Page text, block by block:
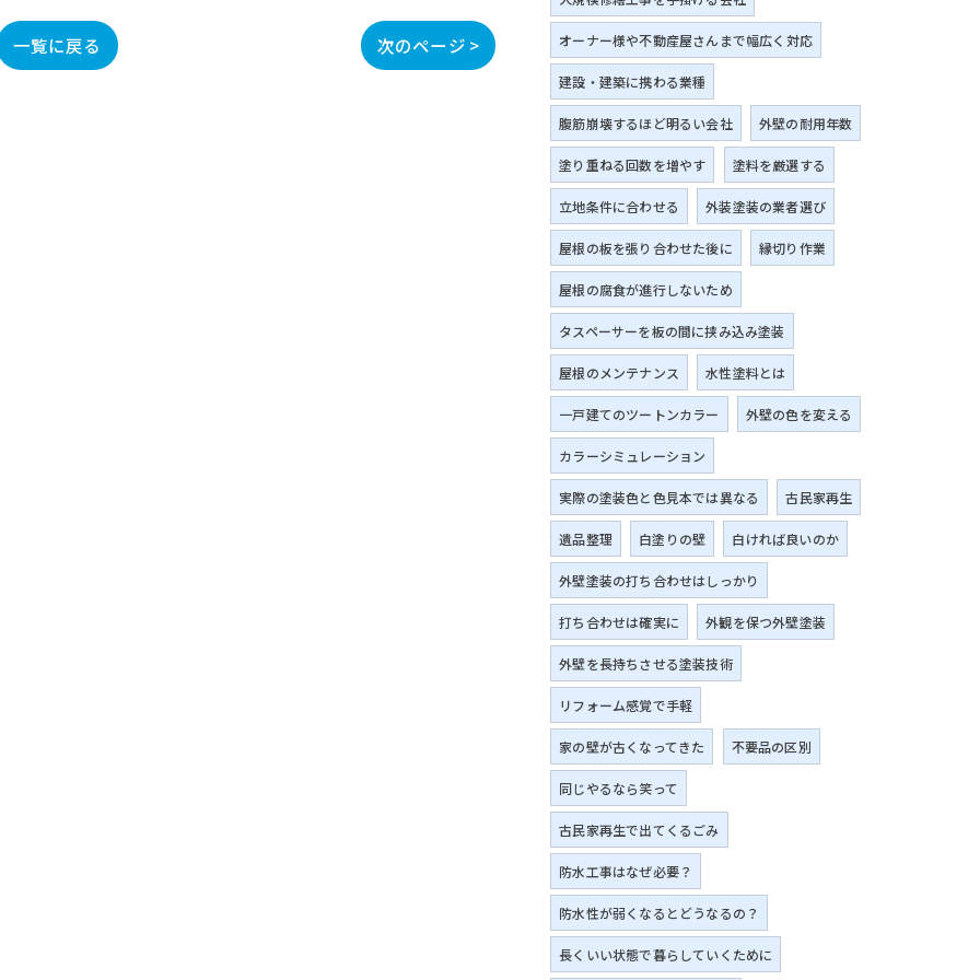
一覧に戻る 次のページ > オーナー様や不動産屋さんまで幅広く対応
建設・建築に携わる業種
腹筋崩壊するほど明るい会社 外壁の耐用年数
塗り重ねる回数を増やす 塗料を厳選する
立地条件に合わせる 外装塗装の業者選び
屋根の板を張り合わせた後に 縁切り作業
屋根の腐食が進行しないため
タスペーサーを板の間に挟み込み塗装
屋根のメンテナンス 水性塗料とは
一戸建てのツートンカラー 外壁の色を変える
カラーシミュレーション
実際の塗装色と色見本では異なる 古民家再生
遺品整理 白塗りの壁 白ければ良いのか
外壁塗装の打ち合わせはしっかり
打ち合わせは確実に 外観を保つ外壁塗装
外壁を長持ちさせる塗装技術
リフォーム感覚で手軽
家の壁が古くなってきた 不要品の区別
同じやるなら笑って
古民家再生で出てくるごみ
防水工事はなぜ必要？
防水性が弱くなるとどうなるの？
長くいい状態で暮らしていくために